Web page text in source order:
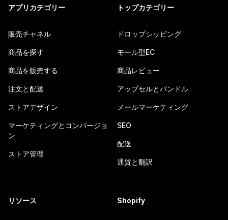
アプリカテゴリー
販売チャネル
商品を探す
商品を販売する
注文と配送
ストアデザイン
マーケティングとコンバージョ
ン
ストア管理
トップカテゴリー
ドロップシッピング
モール型EC
商品レビュー
アップセルとバンドル
メールマーケティング
SEO
配送
通貨と翻訳
リソース Shopify